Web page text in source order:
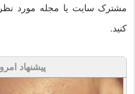
مشترک سایت یا مجله مورد
کنید.
پیشنهاد